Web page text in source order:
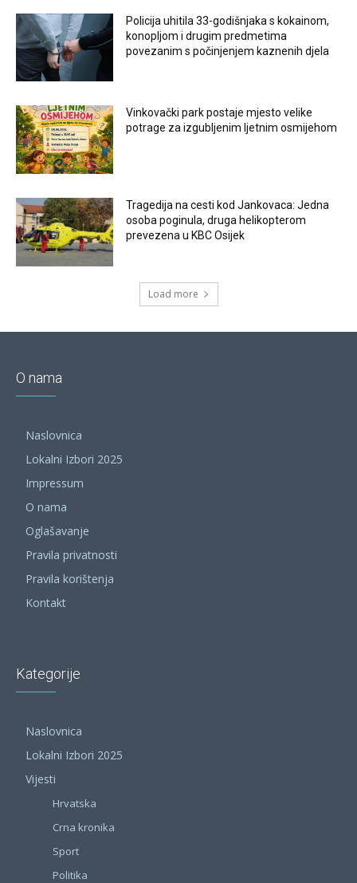
Policija uhitila 33-godišnjaka s kokainom,
konopljom i drugim predmetima
povezanim s počinjenjem kaznenih djela
Vinkovački park postaje mjesto velike
potrage za izgubljenim ljetnim osmijehom
Tragedija na cesti kod Jankovaca: Jedna
osoba poginula, druga helikopterom
prevezena u KBC Osijek
Load more
O nama
Naslovnica
Lokalni Izbori 2025
Impressum
O nama
Oglašavanje
Pravila privatnosti
Pravila korištenja
Kontakt
Kategorije
Naslovnica
Lokalni Izbori 2025
Vijesti
Hrvatska
Crna kronika
Sport
Politika